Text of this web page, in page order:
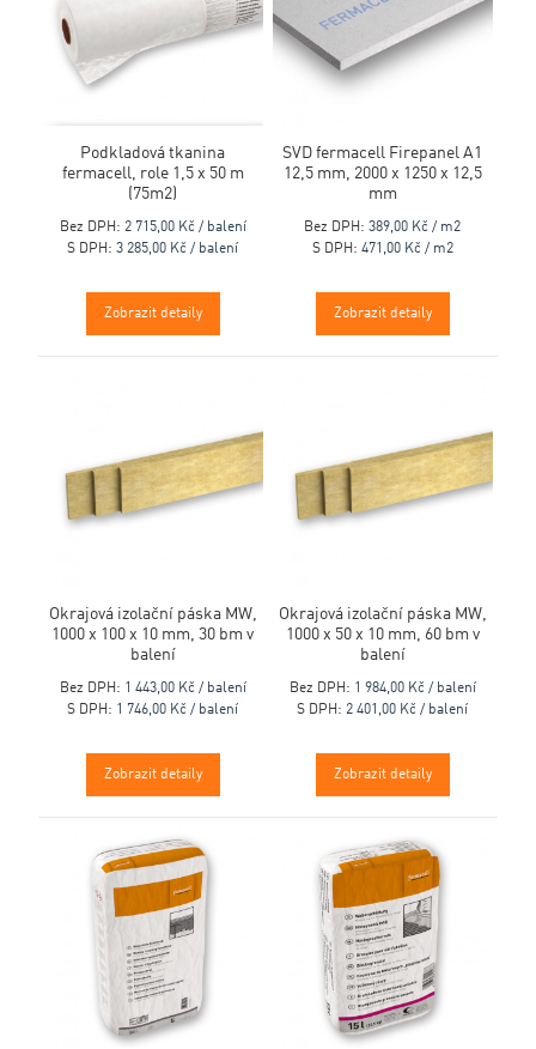
Podkladová tkanina
fermacell, role 1,5 x 50 m
(75m2)
Bez DPH: 2 715,00 Kč / balení
S DPH: 3 285,00 Kč / balení
Zobrazit detaily
SVD fermacell Firepanel A1
12,5 mm, 2000 x 1250 x 12,5
mm
Bez DPH: 389,00 Kč / m2
S DPH: 471,00 Kč / m2
Zobrazit detaily
Okrajová izolační páska MW,
1000 x 100 x 10 mm, 30 bm v
balení
Bez DPH: 1 443,00 Kč / balení
S DPH: 1 746,00 Kč / balení
Zobrazit detaily
Okrajová izolační páska MW,
1000 x 50 x 10 mm, 60 bm v
balení
Bez DPH: 1 984,00 Kč / balení
S DPH: 2 401,00 Kč / balení
Zobrazit detaily